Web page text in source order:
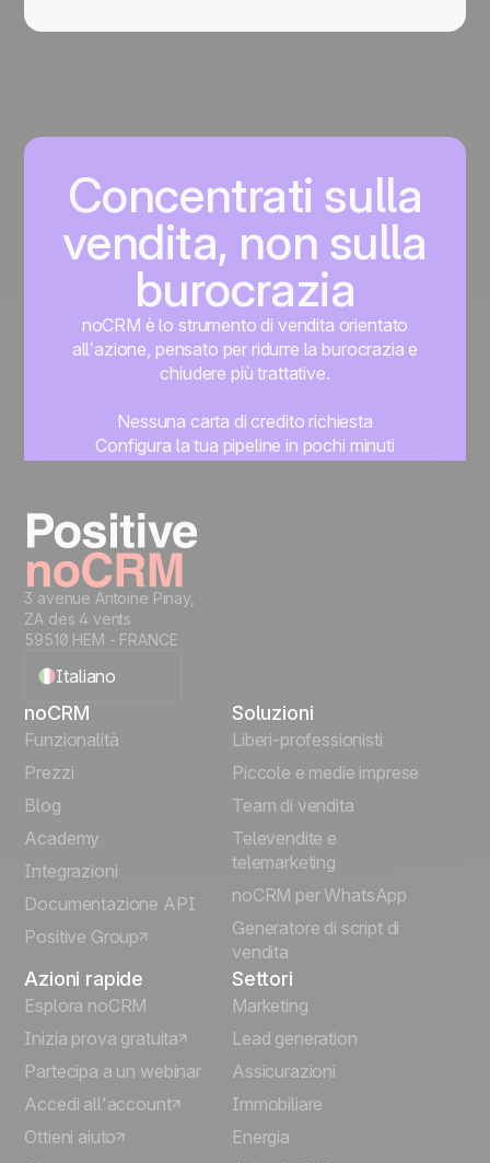
Concentrati sulla
vendita, non sulla
burocrazia
noCRM è lo strumento di vendita orientato
all’azione, pensato per ridurre la burocrazia e
chiudere più trattative.
Nessuna carta di credito richiesta
Configura la tua pipeline in pochi minuti
3 avenue Antoine Pinay,
ZA des 4 vents
59510 HEM - FRANCE
Italiano
English
Español
Português
Deutsch
noCRM
Funzionalità
Prezzi
Blog
Academy
Integrazioni
Documentazione API
Positive Group
Soluzioni
Liberi-professionisti
Piccole e medie imprese
Team di vendita
Televendite e
telemarketing
noCRM per WhatsApp
Generatore di script di
vendita
Azioni rapide
Esplora noCRM
Inizia prova gratuita
Partecipa a un webinar
Accedi all'account
Ottieni aiuto
Settori
Marketing
Lead generation
Assicurazioni
Immobiliare
Energia